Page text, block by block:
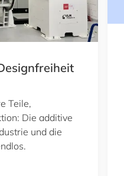
Teile,
Die additive
und die